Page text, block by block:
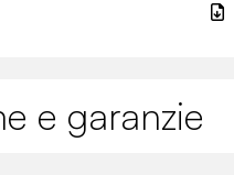
e garanzie